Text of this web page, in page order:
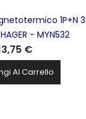
1P+N
- MYN532
€
Al Carrello